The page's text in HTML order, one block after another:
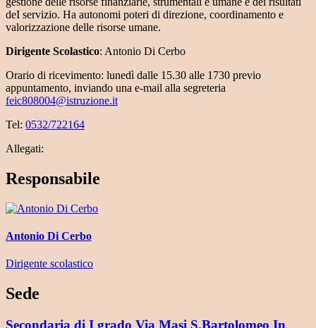
deI servizio. Ha autonomi poteri di direzione, coordinamento e
valorizzazione delle risorse umane.
Dirigente Scolastico: Antonio Di Cerbo
Orario di ricevimento: lunedì dalle 15.30 alle 1730 previo
appuntamento, inviando una e-mail alla segreteria
feic808004@istruzione.it
Tel: 0532/722164
Allegati:
Responsabile
Antonio Di Cerbo
Dirigente scolastico
Sede
Secondaria di I grado Via Masi S.Bartolomeo In